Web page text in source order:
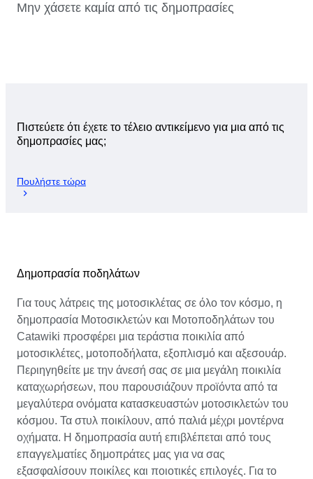
Μην χάσετε καμία από τις δημοπρασίες
Πιστεύετε ότι έχετε το τέλειο αντικείμενο για μια από τις
δημοπρασίες μας;
Πουλήστε τώρα
Δημοπρασία ποδηλάτων
Για τους λάτρεις της μοτοσικλέτας σε όλο τον κόσμο, η
δημοπρασία Μοτοσικλετών και Μοτοποδηλάτων του
Catawiki προσφέρει μια τεράστια ποικιλία από
μοτοσικλέτες, μοτοποδήλατα, εξοπλισμό και αξεσουάρ.
Περιηγηθείτε με την άνεσή σας σε μια μεγάλη ποικιλία
καταχωρήσεων, που παρουσιάζουν προϊόντα από τα
μεγαλύτερα ονόματα κατασκευαστών μοτοσικλετών του
κόσμου. Τα στυλ ποικίλουν, από παλιά μέχρι μοντέρνα
οχήματα. Η δημοπρασία αυτή επιβλέπεται από τους
επαγγελματίες δημοπράτες μας για να σας
εξασφαλίσουν ποικίλες και ποιοτικές επιλογές. Για το